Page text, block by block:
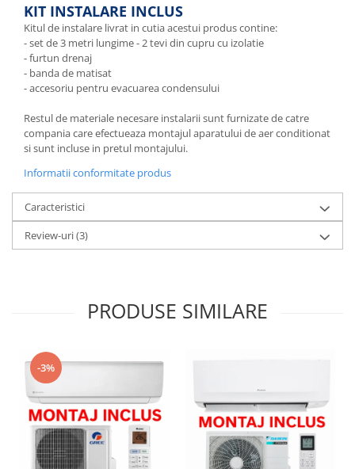
KIT INSTALARE INCLUS
Kitul de instalare livrat in cutia acestui produs contine:
- set de 3 metri lungime - 2 tevi din cupru cu izolatie
- furtun drenaj
- banda de matisat
- accesoriu pentru evacuarea condensului
Restul de materiale necesare instalarii sunt furnizate de catre
compania care efectueaza montajul aparatului de aer conditionat
si sunt incluse in pretul montajului.
Informatii conformitate produs
Caracteristici
Review-uri(3)
PRODUSE SIMILARE
-3%